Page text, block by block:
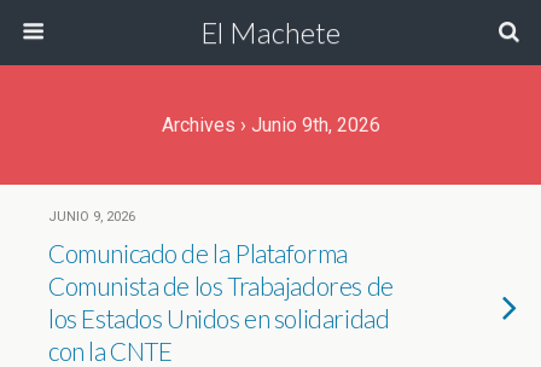
El Machete
Archives › Junio 9th, 2026
JUNIO 9, 2026
Comunicado de la Plataforma
Comunista de los Trabajadores de
los Estados Unidos en solidaridad
con la CNTE